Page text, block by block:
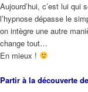
Aujourd’hui, c’est lui qui
l’hypnose dépasse le
on intègre une autre
change tout…
En mieux !
Partir à la découverte